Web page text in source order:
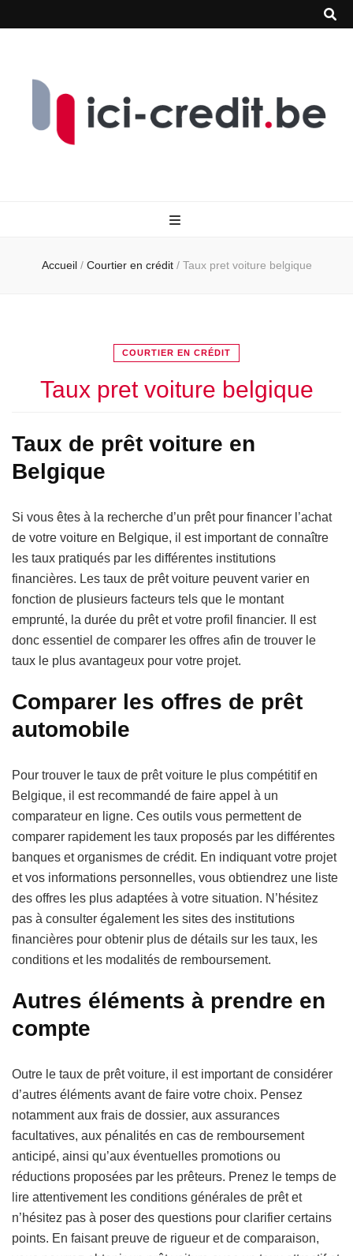
Accueil / Courtier en crédit / Taux pret voiture belgique
COURTIER EN CRÉDIT
Taux pret voiture belgique
Taux de prêt voiture en
Belgique
Si vous êtes à la recherche d’un prêt pour financer l’achat
de votre voiture en Belgique, il est important de connaître
les taux pratiqués par les différentes institutions
financières. Les taux de prêt voiture peuvent varier en
fonction de plusieurs facteurs tels que le montant
emprunté, la durée du prêt et votre profil financier. Il est
donc essentiel de comparer les offres afin de trouver le
taux le plus avantageux pour votre projet.
Comparer les offres de prêt
automobile
Pour trouver le taux de prêt voiture le plus compétitif en
Belgique, il est recommandé de faire appel à un
comparateur en ligne. Ces outils vous permettent de
comparer rapidement les taux proposés par les différentes
banques et organismes de crédit. En indiquant votre projet
et vos informations personnelles, vous obtiendrez une liste
des offres les plus adaptées à votre situation. N’hésitez
pas à consulter également les sites des institutions
financières pour obtenir plus de détails sur les taux, les
conditions et les modalités de remboursement.
Autres éléments à prendre en
compte
Outre le taux de prêt voiture, il est important de considérer
d’autres éléments avant de faire votre choix. Pensez
notamment aux frais de dossier, aux assurances
facultatives, aux pénalités en cas de remboursement
anticipé, ainsi qu’aux éventuelles promotions ou
réductions proposées par les prêteurs. Prenez le temps de
lire attentivement les conditions générales de prêt et
n’hésitez pas à poser des questions pour clarifier certains
points. En faisant preuve de rigueur et de comparaison,